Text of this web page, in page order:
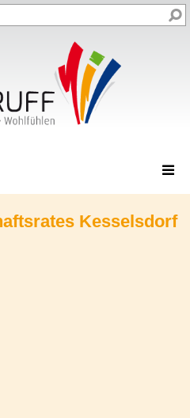
Kesselsdorf